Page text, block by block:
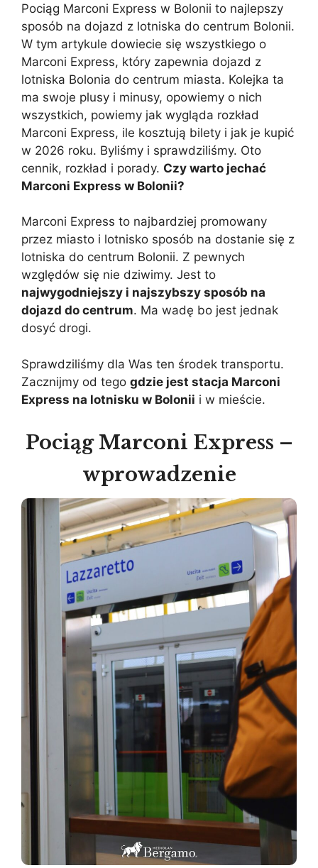
Pociąg Marconi Express w Bolonii to najlepszy
sposób na dojazd z lotniska do centrum Bolonii.
W tym artykule dowiecie się wszystkiego o
Marconi Express, który zapewnia dojazd z
lotniska Bolonia do centrum miasta. Kolejka ta
ma swoje plusy i minusy, opowiemy o nich
wszystkich, powiemy jak wygląda rozkład
Marconi Express, ile kosztują bilety i jak je kupić
w 2026 roku. Byliśmy i sprawdziliśmy. Oto
cennik, rozkład i porady. Czy warto jechać
Marconi Express w Bolonii?
Marconi Express to najbardziej promowany
przez miasto i lotnisko sposób na dostanie się z
lotniska do centrum Bolonii. Z pewnych
względów się nie dziwimy. Jest to
najwygodniejszy i najszybszy sposób na
dojazd do centrum. Ma wadę bo jest jednak
dosyć drogi.
Sprawdziliśmy dla Was ten środek transportu.
Zacznijmy od tego gdzie jest stacja Marconi
Express na lotnisku w Bolonii i w mieście.
Pociąg Marconi Express –
wprowadzenie